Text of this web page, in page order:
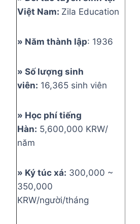
Việt Nam: Zila Education
» Năm thành lập: 1936
» Số lượng sinh
viên: 16,365 sinh viên
» Học phí tiếng
Hàn: 5,600,000 KRW/
năm
» Ký túc xá: 300,000 ~
350,000
KRW/người/tháng